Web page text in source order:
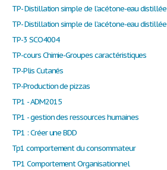
TP- Distillation simple de l’acétone-eau distillée
TP- Distillation simple de l’acétone-eau distillée
TP-3 SCO4004
TP-cours Chimie-Groupes caractéristiques
TP-Plis Cutanés
TP-Production de pizzas
TP1 - ADM2015
TP1 - gestion des ressources humaines
TP1 : Créer une BDD
Tp1 comportement du consommateur
TP1 Comportement Organisationnel